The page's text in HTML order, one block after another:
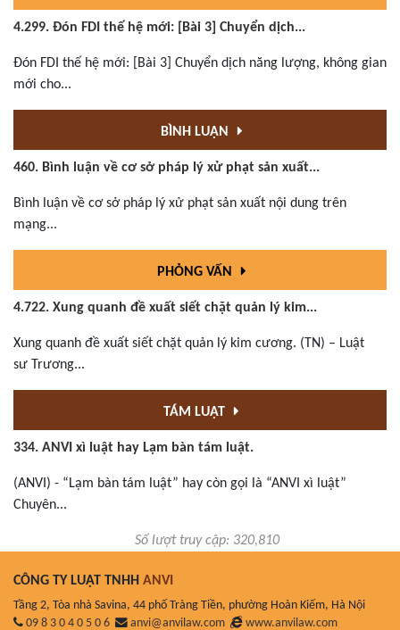
4.299. Đón FDI thế hệ mới: [Bài 3] Chuyển dịch...
Đón FDI thế hệ mới: [Bài 3] Chuyển dịch năng lượng, không gian
mới cho...
BÌNH LUẬN
460. Bình luận về cơ sở pháp lý xử phạt sản xuất...
Bình luận về cơ sở pháp lý xử phạt sản xuất nội dung trên
mạng...
PHỎNG VẤN
4.722. Xung quanh đề xuất siết chặt quản lý kim...
Xung quanh đề xuất siết chặt quản lý kim cương. (TN) – Luật
sư Trương...
TÁM LUẬT
334. ANVI xì luật hay Lạm bàn tám luật.
(ANVI) - “Lạm bàn tám luật” hay còn gọi là “ANVI xì luật”
Chuyên...
Số lượt truy cập: 320,810
CÔNG TY LUẬT TNHH ANVI
Tầng 2, Tòa nhà Savina, 44 phố Tràng Tiền, phường Hoàn Kiếm, Hà Nội
09 8 3 0 4 0 5 0 6
anvi@anvilaw.com
www.anvilaw.com